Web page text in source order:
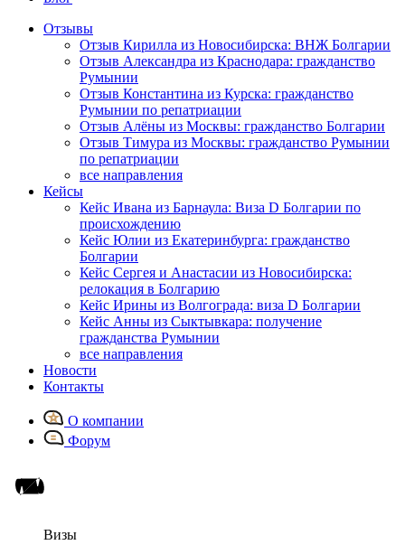
Отзывы
Отзыв Кирилла из Новосибирска: ВНЖ Болгарии
Отзыв Александра из Краснодара: гражданство
Румынии
Отзыв Константина из Курска: гражданство
Румынии по репатриации
Отзыв Алёны из Москвы: гражданство Болгарии
Отзыв Тимура из Москвы: гражданство Румынии
по репатриации
все направления
Кейсы
Кейс Ивана из Барнаула: Виза D Болгарии по
происхождению
Кейс Юлии из Екатеринбурга: гражданство
Болгарии
Кейс Сергея и Анастасии из Новосибирска:
релокация в Болгарию
Кейс Ирины из Волгограда: виза D Болгарии
Кейс Анны из Сыктывкара: получение
гражданства Румынии
все направления
Новости
Контакты
О компании
Форум
Визы